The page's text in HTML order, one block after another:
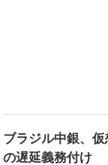
ブラジル中銀、
の遅延義務付け